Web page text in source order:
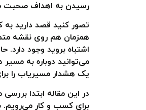
رسیدن به اهداف صحبت
تصور کنید قصد دارید به
همزمان هم روی نقشه
اشتباه بروید وجود
یک هشدار مسیریاب را
برای کسب و کار می‌رویم.